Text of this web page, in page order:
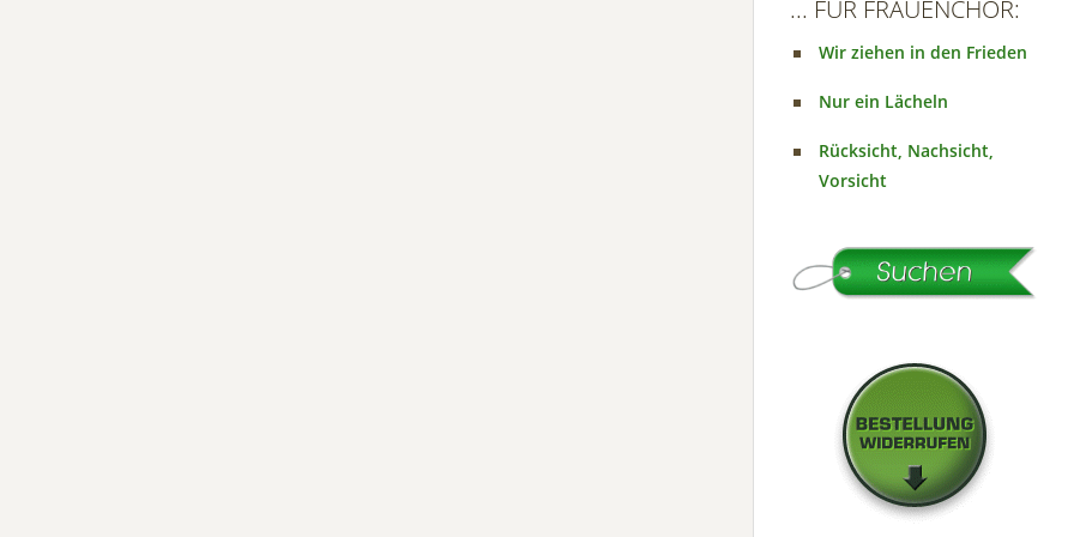
... FÜR FRAUENCHOR:
Wir ziehen in den Frieden
Nur ein Lächeln
Rücksicht, Nachsicht,
Vorsicht